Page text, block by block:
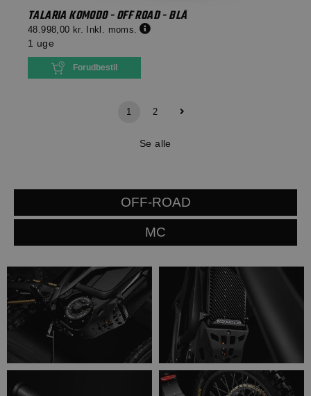
OFF-ROAD
MC
TALARIA KOMODO - OFF ROAD - BLÅ
48.998,00 kr.
Inkl. moms.
1 uge
Forudbestil
1 2
Se alle